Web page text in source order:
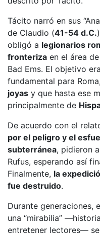
Tácito narró en sus
de Claudio (41-54 d.C.
obligó a legionarios
fronteriza en el área de
Bad Ems. El objetivo
fundamental para
joyas y que hasta ese
principalmente de
De acuerdo con el
por el peligro y el
subterránea, pidieron
Rufus, esperando así
Finalmente, la
fue destruido.
Durante generaciones,
una “mirabilia”
entretener lectores—